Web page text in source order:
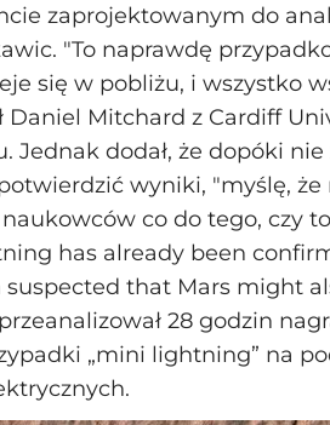
zaprojektowanym do
"To naprawdę
się w pobliżu, i wszystko
Mitchard z Cardiff
Jednak dodał, że dopóki
wyniki, "myślę, że
co do tego, czy
has already been
suspected that Mars might
28 godzin
„mini lightning” na